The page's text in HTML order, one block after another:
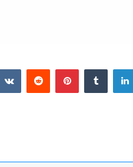
لينكدإن بينتيريست